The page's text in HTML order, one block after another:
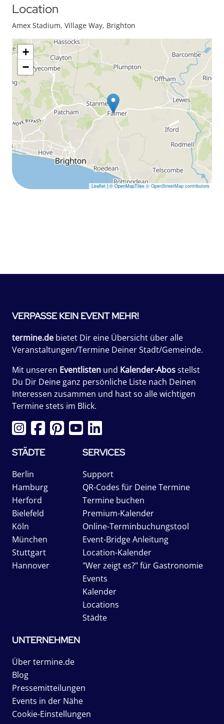
Location
Amex Stadium, Village Way, Brighton
+
−
Leaflet | © OpenMapTiles © OpenStreetMap contributors
VERPASSE KEIN EVENT MEHR!
termine.de bietet Dir eine Übersicht über alle
Veranstaltungen/Termine Deiner Stadt/Gemeinde.
Mit unseren Eventlisten und Kalender-Abosstellst
Du Dir Deine ganz persönliche Liste nach Deinen
Interessen zusammen und hast so alle wichtigen
Termine stets im Blick.
STÄDTE
Berlin
Hamburg
Herford
Bielefeld
Köln
München
Stuttgart
Hannover
SERVICES
Support
QR-Codes für Deine Termine
Termine buchen
Premium-Kalender
Online-Terminbuchungstool
Event-Bridge Anleitung
Location-Kalender
"Wer zeigt es?" für Gastronomie
Events
Kalender
Locations
Städte
UNTERNEHMEN
Über termine.de
Blog
Pressemitteilungen
Events in der Nähe
Cookie-Einstellungen